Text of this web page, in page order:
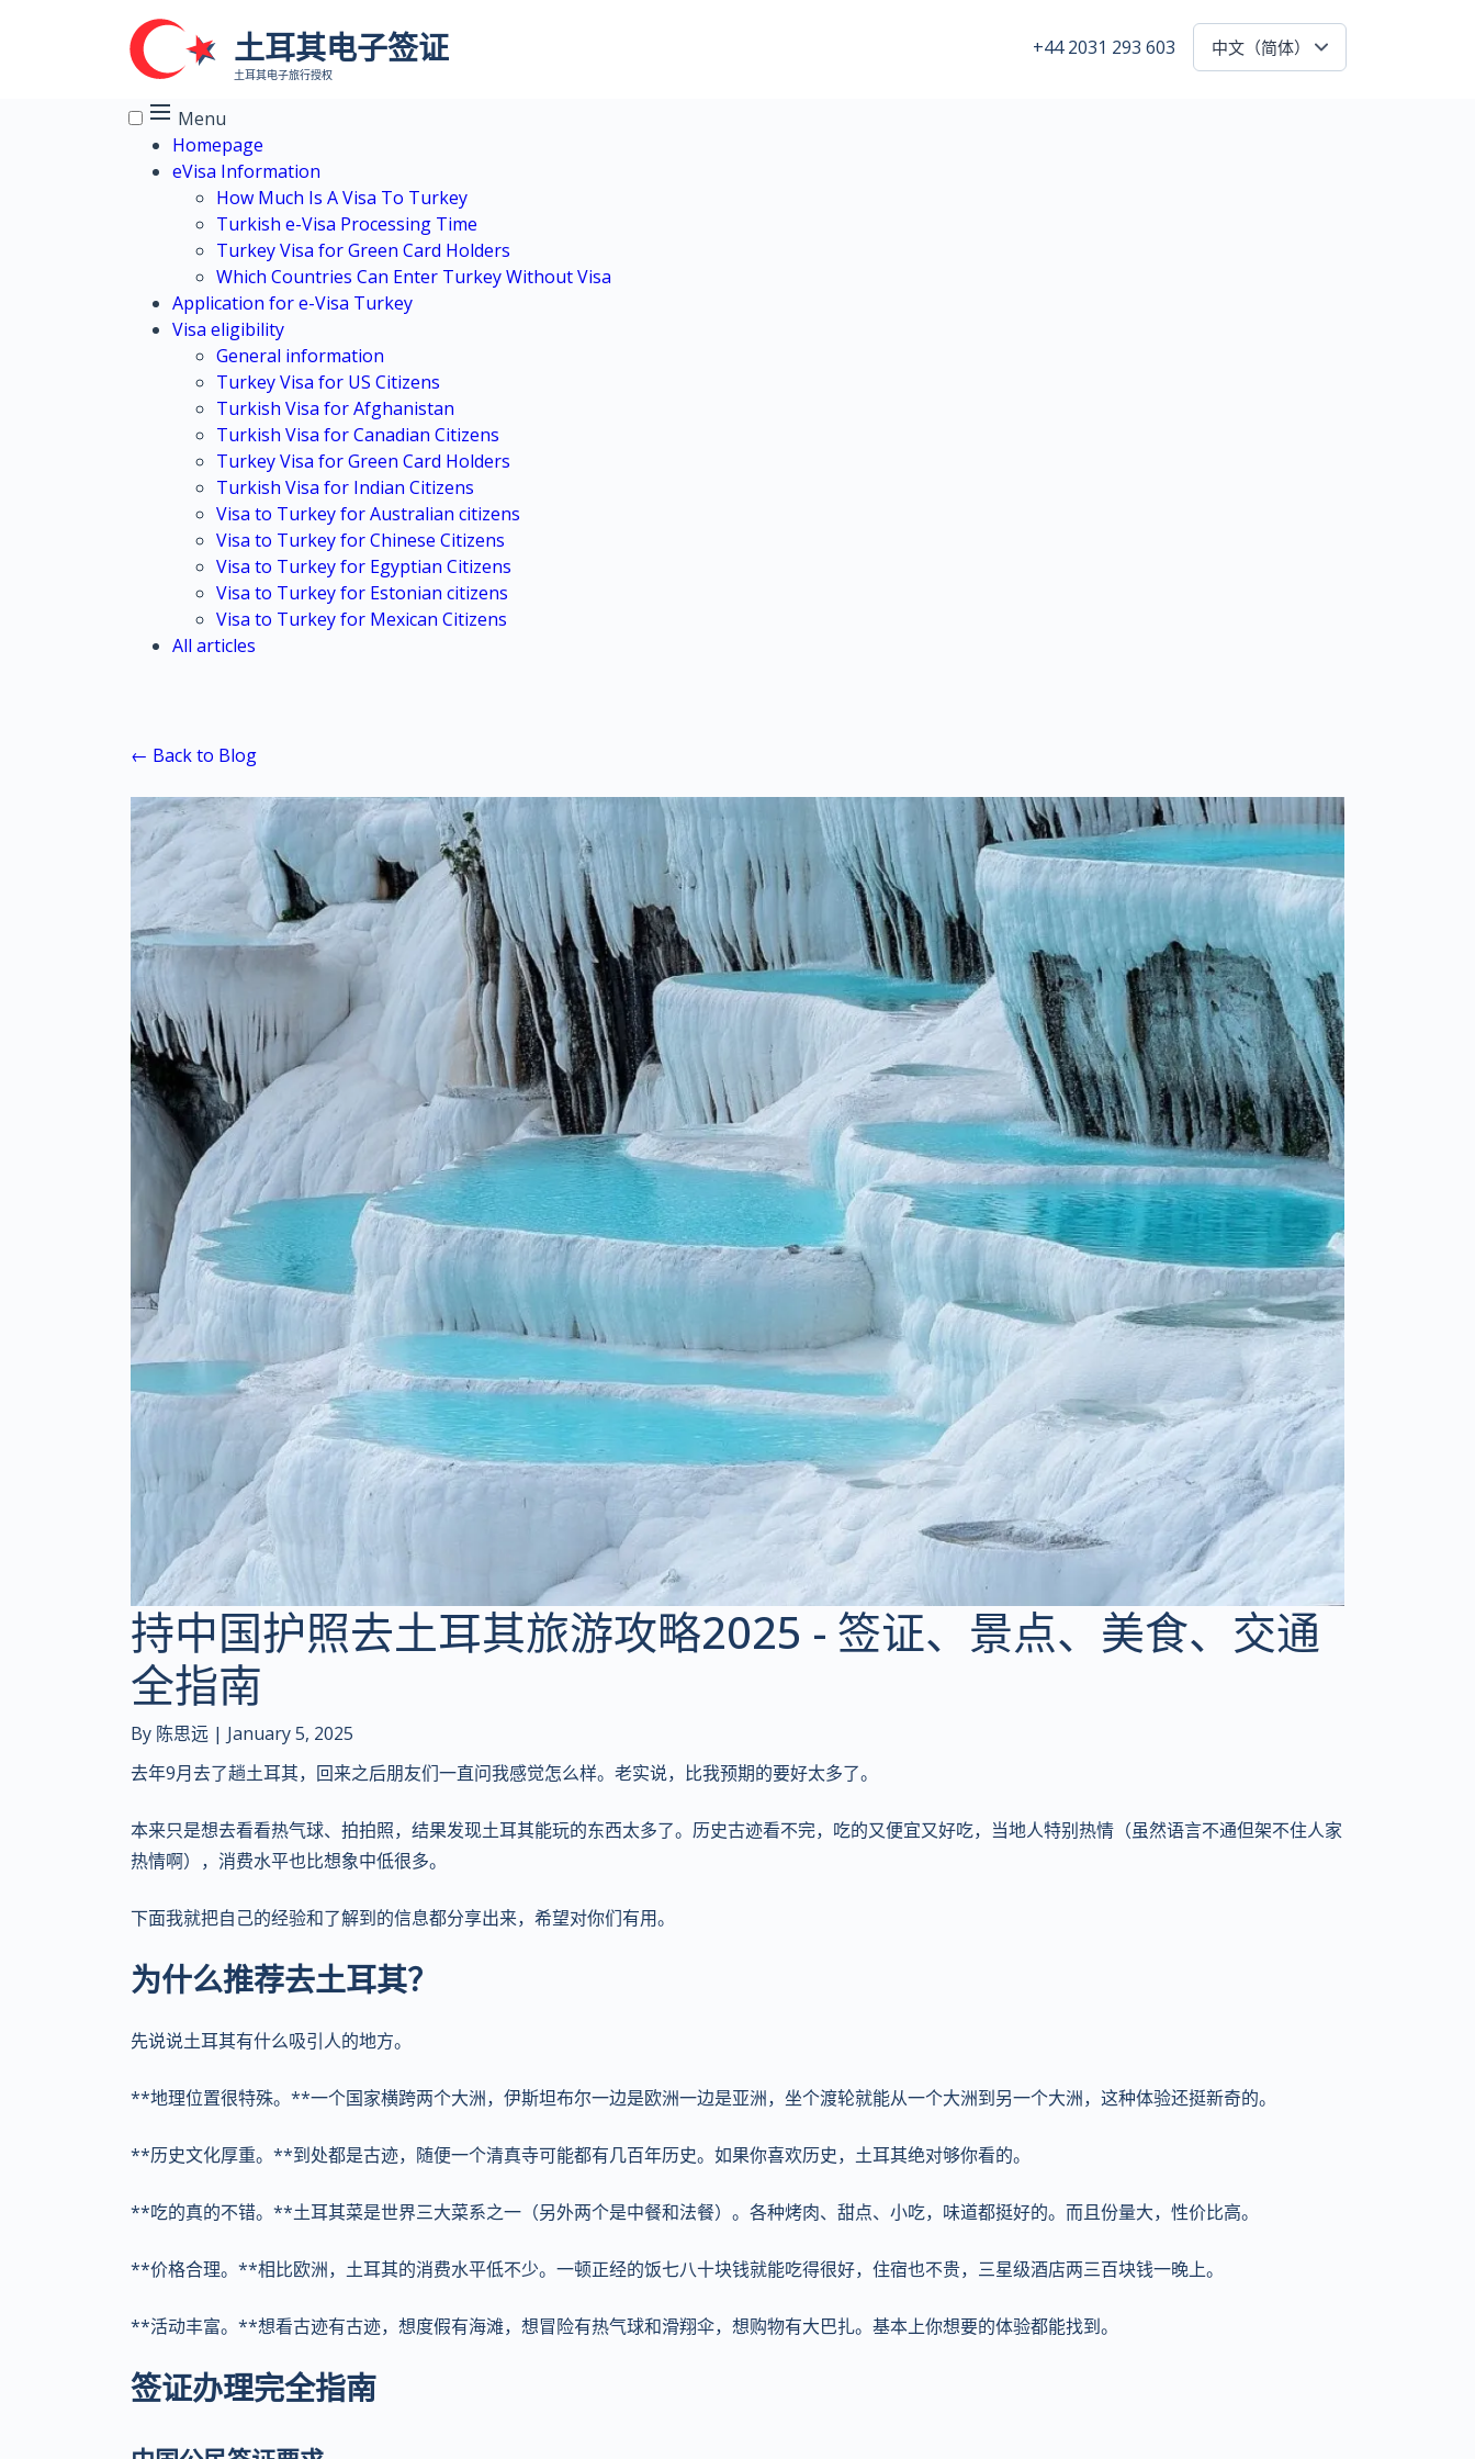
土耳其电子签证
土耳其电子旅行授权
+44 2031 293 603 中文（简体）
Menu
Homepage
eVisa Information
How Much Is A Visa To Turkey
Turkish e-Visa Processing Time
Turkey Visa for Green Card Holders
Which Countries Can Enter Turkey Without Visa
Application for e-Visa Turkey
Visa eligibility
General information
Turkey Visa for US Citizens
Turkish Visa for Afghanistan
Turkish Visa for Canadian Citizens
Turkey Visa for Green Card Holders
Turkish Visa for Indian Citizens
Visa to Turkey for Australian citizens
Visa to Turkey for Chinese Citizens
Visa to Turkey for Egyptian Citizens
Visa to Turkey for Estonian citizens
Visa to Turkey for Mexican Citizens
All articles
← Back to Blog
持中国护照去土耳其旅游攻略2025 - 签证、景点、美食、交通
全指南
By 陈思远 | January 5, 2025
去年9月去了趟土耳其，回来之后朋友们一直问我感觉怎么样。老实说，比我预期的要好太多了。
本来只是想去看看热气球、拍拍照，结果发现土耳其能玩的东西太多了。历史古迹看不完，吃的又便宜又好吃，当地人特别热情（虽然语言不通但架不住人家
热情啊），消费水平也比想象中低很多。
下面我就把自己的经验和了解到的信息都分享出来，希望对你们有用。
为什么推荐去土耳其？
先说说土耳其有什么吸引人的地方。
**地理位置很特殊。**一个国家横跨两个大洲，伊斯坦布尔一边是欧洲一边是亚洲，坐个渡轮就能从一个大洲到另一个大洲，这种体验还挺新奇的。
**历史文化厚重。**到处都是古迹，随便一个清真寺可能都有几百年历史。如果你喜欢历史，土耳其绝对够你看的。
**吃的真的不错。**土耳其菜是世界三大菜系之一（另外两个是中餐和法餐）。各种烤肉、甜点、小吃，味道都挺好的。而且份量大，性价比高。
**价格合理。**相比欧洲，土耳其的消费水平低不少。一顿正经的饭七八十块钱就能吃得很好，住宿也不贵，三星级酒店两三百块钱一晚上。
**活动丰富。**想看古迹有古迹，想度假有海滩，想冒险有热气球和滑翔伞，想购物有大巴扎。基本上你想要的体验都能找到。
签证办理完全指南